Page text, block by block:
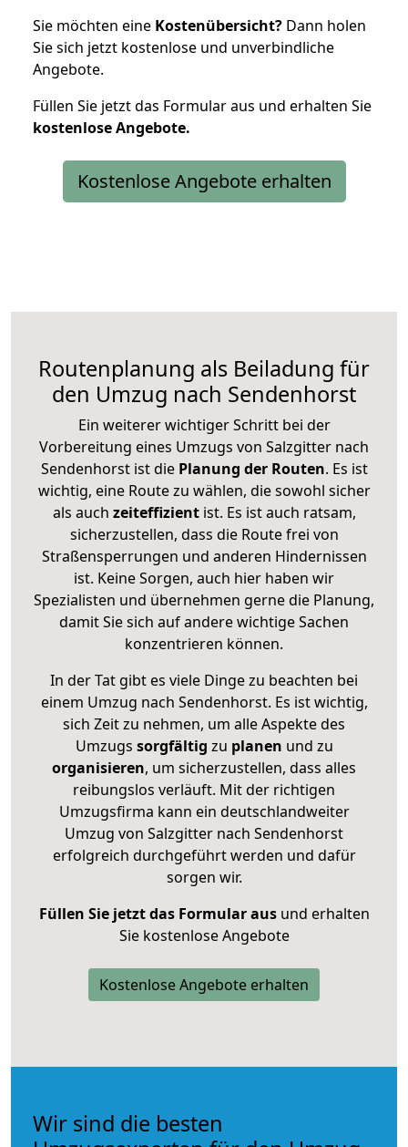
Sie möchten eine Kostenübersicht? Dann holen
Sie sich jetzt kostenlose und unverbindliche
Angebote.
Füllen Sie jetzt das Formular aus und erhalten Sie
kostenloseAngebote.
Kostenlose Angebote erhalten
Routenplanung als Beiladung für
den Umzug nach Sendenhorst
Ein weiterer wichtiger Schritt bei der
Vorbereitung eines Umzugs von Salzgitter nach
Sendenhorst ist diePlanung der Routen. Es ist
wichtig, eine Route zu wählen, die sowohl sicher
als auch zeiteffizientist. Es ist auch ratsam,
sicherzustellen, dass die Route frei von
Straßensperrungen und anderen Hindernissen
ist. Keine Sorgen, auch hier haben wir
Spezialisten und übernehmen gerne die Planung,
damit Sie sich auf andere wichtige Sachen
konzentrieren können.
In der Tat gibt es viele Dinge zu beachten bei
einem Umzug nach Sendenhorst. Es ist wichtig,
sich Zeit zu nehmen, um alle Aspekte des
Umzugs sorgfältig zu planen und zu
organisieren, um sicherzustellen, dass alles
reibungslos verläuft. Mit der richtigen
Umzugsfirma kann ein deutschlandweiter
Umzug von Salzgitter nach Sendenhorst
erfolgreich durchgeführt werden und dafür
sorgen wir.
Füllen Sie jetzt das Formular ausund erhalten
Sie kostenlose Angebote
Kostenlose Angebote erhalten
Wir sind die besten